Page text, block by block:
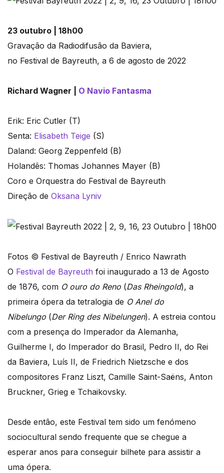
23 outubro | 18h00
Gravação da Radiodifusão da Baviera,
no Festival de Bayreuth, a 6 de agosto de 2022
Richard Wagner | O Navio Fantasma
Erik: Eric Cutler (T)
Senta: Elisabeth Teige (S)
Daland: Georg Zeppenfeld (B)
Holandês: Thomas Johannes Mayer (B)
Coro e Orquestra do Festival de Bayreuth
Direção de Oksana Lyniv
Fotos © Festival de Bayreuth / Enrico Nawrath
O Festival de Bayreuth foi inaugurado a 13 de Agosto
de 1876, com O ouro do Reno (Das Rheingold), a
primeira ópera da tetralogia de O Anel do
Nibelungo (Der Ring des Nibelungen). A estreia contou
com a presença do Imperador da Alemanha,
Guilherme I, do Imperador do Brasil, Pedro II, do Rei
da Baviera, Luís II, de Friedrich Nietzsche e dos
compositores Franz Liszt, Camille Saint-Saëns, Anton
Bruckner, Grieg e Tchaikovsky.
Desde então, este Festival tem sido um fenómeno
sociocultural sendo frequente que se chegue a
esperar anos para conseguir bilhete para assistir a
uma ópera.